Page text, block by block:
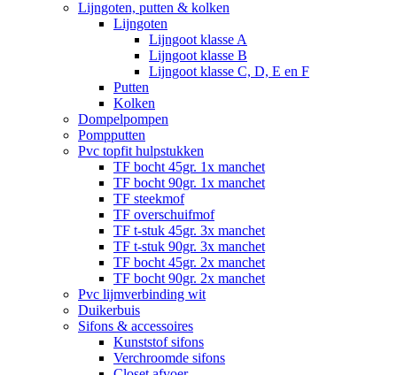
Lijngoten, putten & kolken
Lijngoten
Lijngoot klasse A
Lijngoot klasse B
Lijngoot klasse C, D, E en F
Putten
Kolken
Dompelpompen
Pompputten
Pvc topfit hulpstukken
TF bocht 45gr. 1x manchet
TF bocht 90gr. 1x manchet
TF steekmof
TF overschuifmof
TF t-stuk 45gr. 3x manchet
TF t-stuk 90gr. 3x manchet
TF bocht 45gr. 2x manchet
TF bocht 90gr. 2x manchet
Pvc lijmverbinding wit
Duikerbuis
Sifons & accessoires
Kunststof sifons
Verchroomde sifons